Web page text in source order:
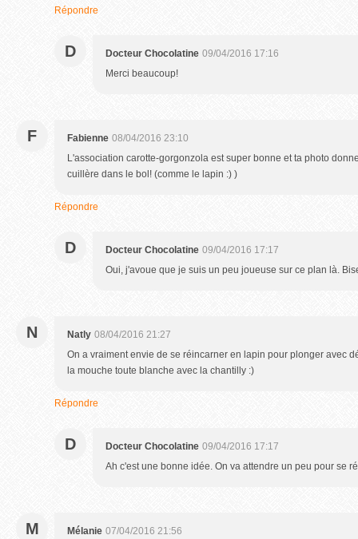
Répondre
D Docteur Chocolatine 09/04/2016 17:16
Merci beaucoup!
F Fabienne 08/04/2016 23:10
L'association carotte-gorgonzola est super bonne et ta photo
cuillère dans le bol! (comme le lapin :) )
Répondre
D Docteur Chocolatine 09/04/2016 17:17
Oui, j'avoue que je suis un peu joueuse sur ce plan là.
N Natly 08/04/2016 21:27
On a vraiment envie de se réincarner en lapin pour plonger avec
la mouche toute blanche avec la chantilly :)
Répondre
D Docteur Chocolatine 09/04/2016 17:17
Ah c'est une bonne idée. On va attendre un peu pour se
M Mélanie 07/04/2016 21:56